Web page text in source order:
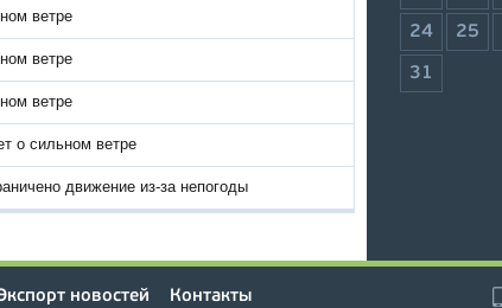
ветре
ветре
ветре
о сильном ветре
движение из-за непогоды
24 25
31
новостей Контакты